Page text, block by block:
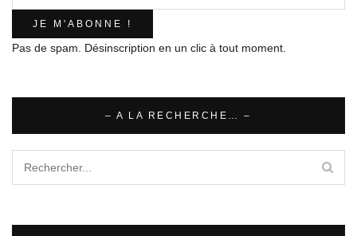
Pas de spam. Désinscription en un clic à tout moment.
– A LA RECHERCHE… –